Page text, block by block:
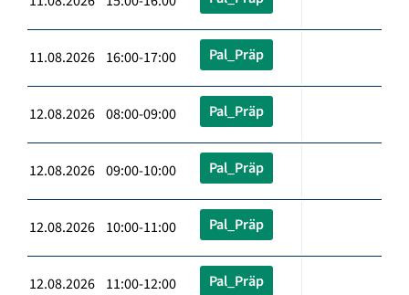
11.08.2026 16:00-17:00 Pal_Präp
12.08.2026 08:00-09:00 Pal_Präp
12.08.2026 09:00-10:00 Pal_Präp
12.08.2026 10:00-11:00 Pal_Präp
12.08.2026 11:00-12:00 Pal_Präp